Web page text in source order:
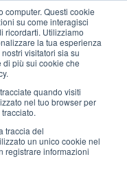
computer. Questi cookie
su come interagisci
ricordarti. Utilizziamo
la tua esperienza
visitatori sia su
di più sui cookie che
quando visiti
nel tuo browser per
traccia del
un unico cookie nel
registrare informazioni
User
account
User
Contatto Vendite